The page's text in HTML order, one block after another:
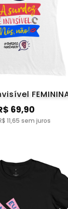
69,90
11,65 sem juros